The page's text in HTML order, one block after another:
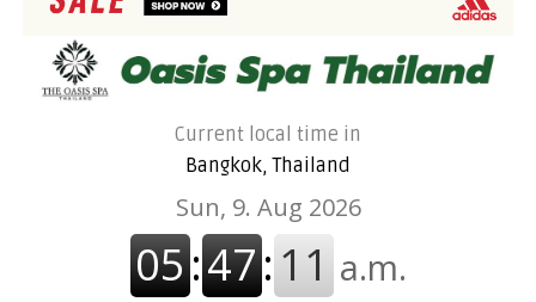
Current local time in
Bangkok, Thailand